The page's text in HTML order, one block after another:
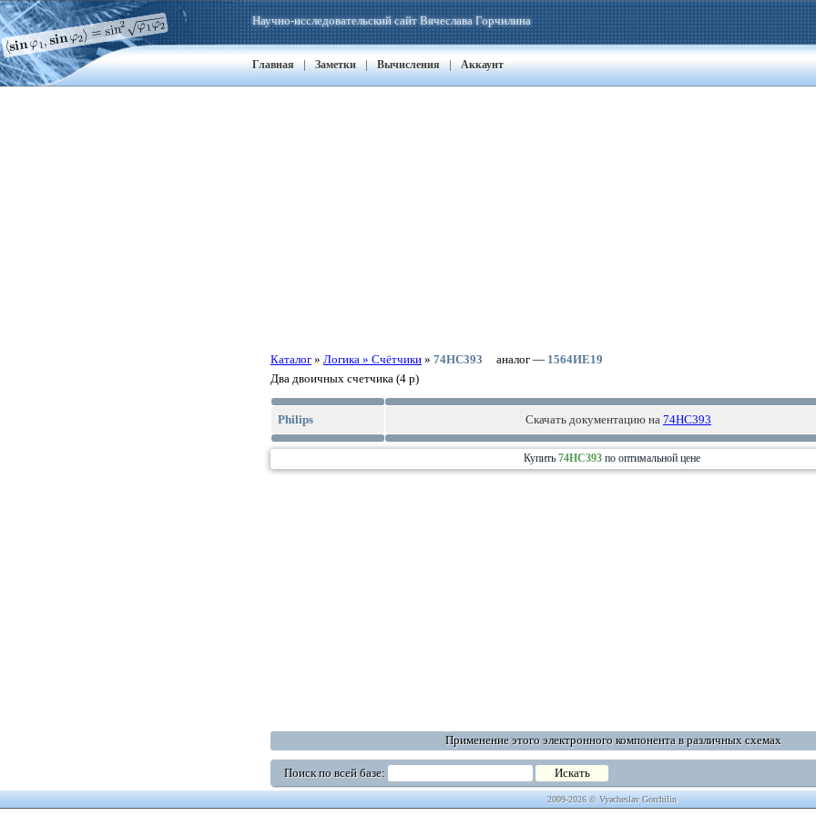
Научно-исследовательский сайт Вячеслава Горчилина
Главная | Заметки | Вычисления | Аккаунт
Каталог » Логика » Счётчики » 74HC393 аналог — 1564ИЕ19
Два двоичных счетчика (4 р)
Philips Скачать документацию на 74HC393
Купить 74HC393 по оптимальной цене
Применение этого электронного компонента в различных схемах
Поиск по всей базе:
2009-2026 © Vyacheslav Gorchilin